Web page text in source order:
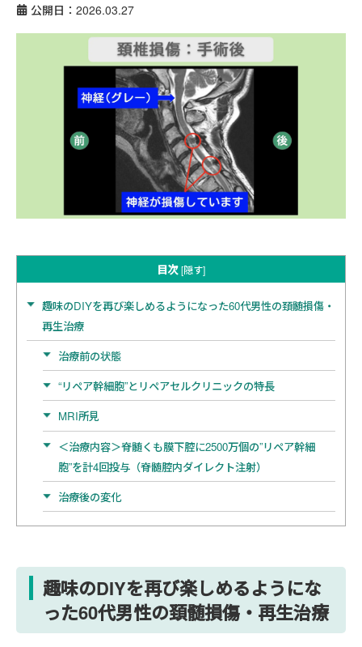
公開日：2026.03.27
目次 [隠す]
趣味のDIYを再び楽しめるようになった60代男性の頚髄損傷・
再生治療
治療前の状態
“リペア幹細胞”とリペアセルクリニックの特長
MRI所見
＜治療内容＞脊髄くも膜下腔に2500万個の”リペア幹細
胞”を計4回投与（脊髄腔内ダイレクト注射）
治療後の変化
趣味のDIYを再び楽しめるようにな
った60代男性の頚髄損傷・再生治療